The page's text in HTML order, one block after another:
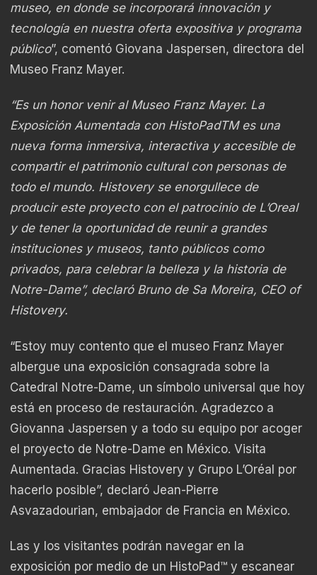
museo, en donde se incorporará innovación y
tecnología en nuestra oferta expositiva y programa
público”, comentó Giovana Jaspersen, directora del
Museo Franz Mayer.
“Es un honor venir al Museo Franz Mayer. La
Exposición Aumentada con HistoPadTMes una
nueva forma inmersiva, interactiva y accesible de
compartir el patrimonio cultural con personas de
todo el mundo. Histovery se enorgullece de
producir este proyecto con el patrocinio de L’Oreal
y de tener la oportunidad de reunir a grandes
instituciones y museos, tanto públicos como
privados, para celebrar la belleza y la historia de
Notre-Dame”, declaró Bruno de Sa Moreira, CEO of
Histovery.
“Estoy muy contento que el museo Franz Mayer
albergue una exposición consagrada sobre la
Catedral Notre-Dame, un símbolo universal que hoy
está en proceso de restauración. Agradezco a
Giovanna Jaspersen y a todo su equipo por acoger
el proyecto de Notre-Dame en México. Visita
Aumentada. Gracias Histovery y Grupo L’Oréal por
hacerlo posible”, declaró Jean-Pierre
Asvazadourian, embajador de Francia en México.
Las y los visitantes podrán navegar en la
exposición por medio de un HistoPad™ y escanear